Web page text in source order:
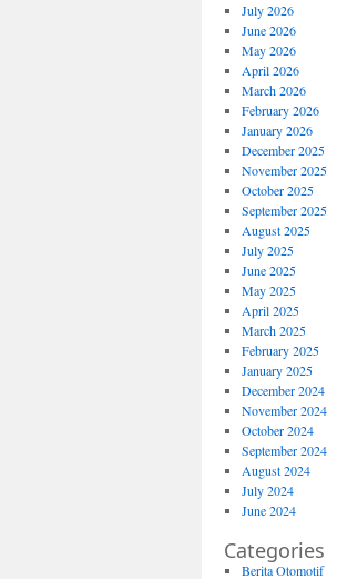
July 2026
June 2026
May 2026
April 2026
March 2026
February 2026
January 2026
December 2025
November 2025
October 2025
September 2025
August 2025
July 2025
June 2025
May 2025
April 2025
March 2025
February 2025
January 2025
December 2024
November 2024
October 2024
September 2024
August 2024
July 2024
June 2024
Categories
Berita Otomotif